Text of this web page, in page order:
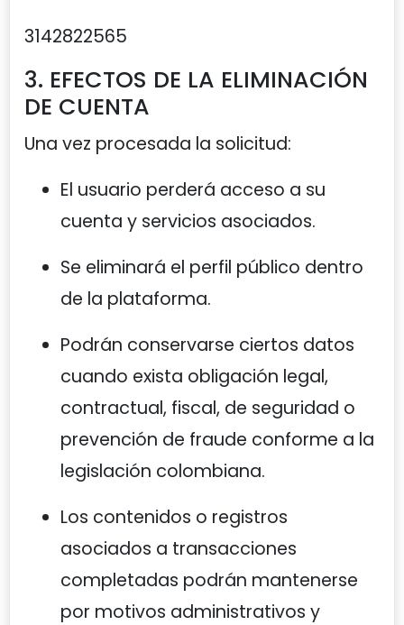
3142822565
3. EFECTOS DE LA ELIMINACIÓN
DE CUENTA
Una vez procesada la solicitud:
El usuario perderá acceso a su
cuenta y servicios asociados.
Se eliminará el perfil público dentro
de la plataforma.
Podrán conservarse ciertos datos
cuando exista obligación legal,
contractual, fiscal, de seguridad o
prevención de fraude conforme a la
legislación colombiana.
Los contenidos o registros
asociados a transacciones
completadas podrán mantenerse
por motivos administrativos y